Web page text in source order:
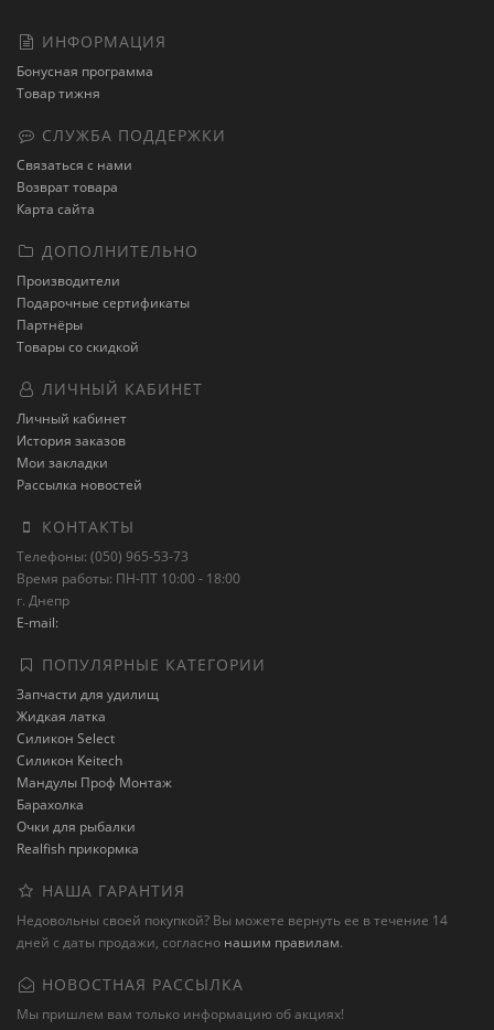
ИНФОРМАЦИЯ
Бонусная программа
Товар тижня
СЛУЖБА ПОДДЕРЖКИ
Связаться с нами
Возврат товара
Карта сайта
ДОПОЛНИТЕЛЬНО
Производители
Подарочные сертификаты
Партнёры
Товары со скидкой
ЛИЧНЫЙ КАБИНЕТ
Личный кабинет
История заказов
Мои закладки
Рассылка новостей
КОНТАКТЫ
Телефоны: (050) 965-53-73
Время работы: ПН-ПТ 10:00 - 18:00
г. Днепр
E-mail:
ПОПУЛЯРНЫЕ КАТЕГОРИИ
Запчасти для удилищ
Жидкая латка
Силикон Select
Силикон Keitech
Мандулы Проф Монтаж
Барахолка
Очки для рыбалки
Realfish прикормка
НАША ГАРАНТИЯ
Недовольны своей покупкой? Вы можете вернуть ее в течение 14
дней с даты продажи, согласно нашим правилам.
НОВОСТНАЯ РАССЫЛКА
Мы пришлем вам только информацию об акциях!